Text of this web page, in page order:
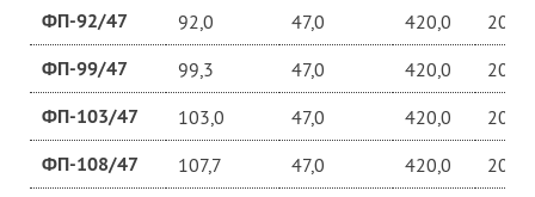
ФП-92/47 92,0 47,0 420,0 20,0
ФП-99/47 99,3 47,0 420,0 20,0
ФП-103/47 103,0 47,0 420,0 20,0
ФП-108/47 107,7 47,0 420,0 20,0